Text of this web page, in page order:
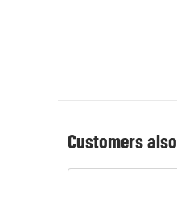
Customers also